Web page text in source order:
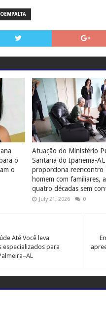
o
o
Atuação do Ministério
Santana do Ipanema-AL
proporciona reencontro
homem com familiares,
quatro décadas sem
July 21, 2026 0
Até Você leva
especializados para